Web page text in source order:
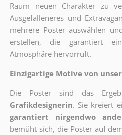
Raum neuen Charakter zu
Ausgefalleneres und
mehrere Poster auswählen
erstellen, die garantiert
Atmosphäre hervorruft.
Einzigartige Motive von
Die Poster sind das
Grafikdesignerin. Sie kreiert
garantiert nirgendwo
bemüht sich, die Poster auf